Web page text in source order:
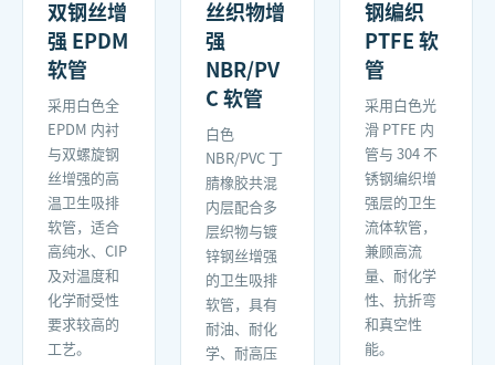
双钢丝增
强 EPDM
软管
采用白色全
EPDM 内衬
与双螺旋钢
丝增强的高
温卫生吸排
软管，适合
高纯水、CIP
及对温度和
化学耐受性
要求较高的
工艺。
丝织物增
强
NBR/PV
C 软管
白色
NBR/PVC 丁
腈橡胶共混
内层配合多
层织物与镀
锌钢丝增强
的卫生吸排
软管，具有
耐油、耐化
学、耐高压
钢编织
PTFE 软
管
采用白色光
滑 PTFE 内
管与 304 不
锈钢编织增
强层的卫生
流体软管，
兼顾高流
量、耐化学
性、抗折弯
和真空性
能。